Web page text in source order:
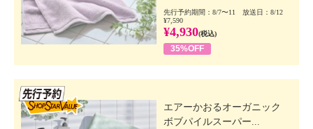
先行予約期間：8/7〜11 放送日：8/12
¥7,590
¥4,930(税込)
35%OFF
エアーかおるオーガニック
ボブパイルスーパー...